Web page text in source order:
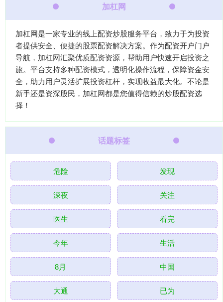
加杠网
加杠网是一家专业的线上配资炒股服务平台，致力于为投资
者提供安全、便捷的股票配资解决方案。作为配资开户门户
导航，加杠网汇聚优质配资资源，帮助用户快速开启投资之
旅。平台支持多种配资模式，透明化操作流程，保障资金安
全，助力用户灵活扩展投资杠杆，实现收益最大化。不论是
新手还是资深股民，加杠网都是您值得信赖的炒股配资选
择！
话题标签
危险 发现
深夜 关注
医生 看完
今年 生活
8月 中国
大通 已为